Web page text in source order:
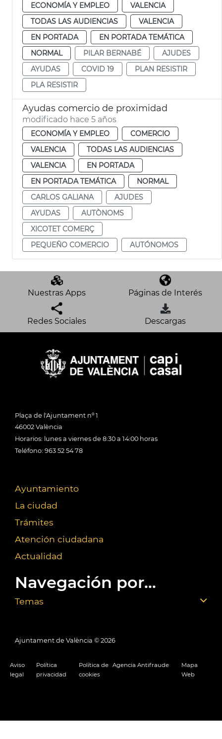
ECONOMÍA Y EMPLEO
VALENCIA
TODAS LAS AUDIENCIAS
VALENCIA
EN PORTADA
EN PORTADA TEMÁTICA
NORMAL
PILAR BERNABÉ
AJUDES
AYUDAS
COVID 19
PLAN RESISTIR
PLA RESISTIR
Ayudas comercio de proximidad
modificado hace 5 años
ECONOMÍA Y EMPLEO
COMERCIO
VALENCIA
TODAS LAS AUDIENCIAS
VALENCIA
EN PORTADA
EN PORTADA TEMÁTICA
NORMAL
CARLOS GALIANA
AJUDES
AYUDAS
AUTÒNOMS
XICOTET COMERÇ
PEQUEÑO COMERCIO
AUTÓNOMOS
Nuestras Apps Páginas de Interés
Redes Sociales Descargas
Plaça de l'Ajuntament nº 1
46002 València
Horarios: lunes a viernes de 8:30 a 14:00 horas
Teléfono: 963 52 54 78
Ayuntamiento
La ciudad
Trámites
Atención ciudadana
Actualidad
Navegación por...
Temas
Ajuntament de València © 2026
Aviso
legal
Política
privacidad
Política de
cookies
Agencia Antifraude
Mapa
Web